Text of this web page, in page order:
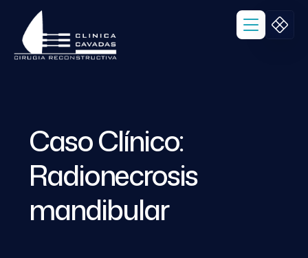
Caso Clínico:
Radionecrosis
mandibular